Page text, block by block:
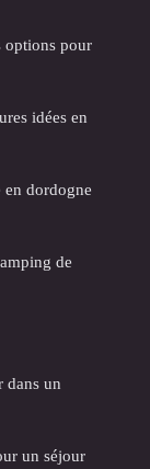
options pour
idées en
dordogne
de
dans un
un séjour